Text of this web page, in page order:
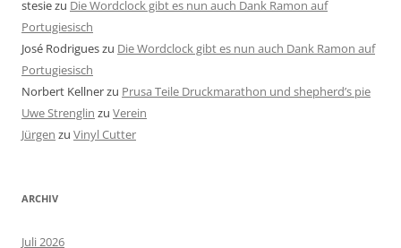
stesiezu Die Wordclock gibt es nun auch Dank Ramon auf
Portugiesisch
José Rodrigueszu Die Wordclock gibt es nun auch Dank Ramon auf
Portugiesisch
Norbert Kellnerzu Prusa Teile Druckmarathon und shepherd’s pie
Uwe Strenglin zu Verein
Jürgen zu Vinyl Cutter
ARCHIV
Juli 2026